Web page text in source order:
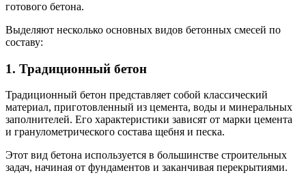
готового бетона.
Выделяют несколько основных видов бетонных смесей по
составу:
1. Традиционный бетон
Традиционный бетон представляет собой классический
материал, приготовленный из цемента, воды и минеральных
заполнителей. Его характеристики зависят от марки цемента
и гранулометрического состава щебня и песка.
Этот вид бетона используется в большинстве строительных
задач, начиная от фундаментов и заканчивая перекрытиями.